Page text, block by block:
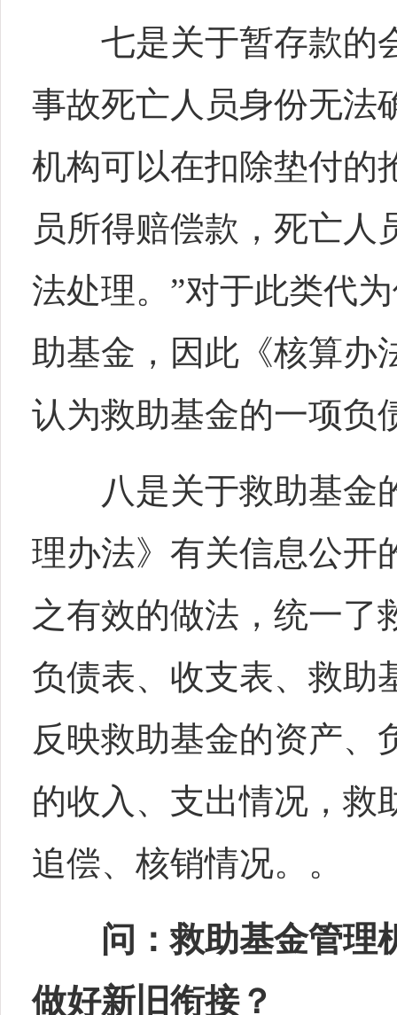
七是关于暂存款的会
事故死亡人员身份无法
机构可以在扣除垫付的
员所得赔偿款，死亡人
法处理。”对于此类代
助基金，因此《核算办
认为救助基金的一项负
八是关于救助基金的
理办法》有关信息公开
之有效的做法，统一了
负债表、收支表、救助
反映救助基金的资产、
的收入、支出情况，救
追偿、核销情况。。
问：救助基金管理
做好新旧衔接？